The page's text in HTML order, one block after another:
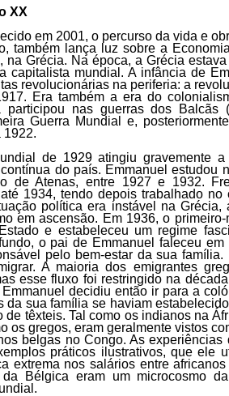
XX
em 2001, o percurso da vida e
também lança luz sobre a
na Grécia. Na época, a Grécia
capitalista mundial. A infância de
revolucionárias na periferia: a
Era também a era do
participou nas guerras dos Balcãs
Guerra Mundial e,
1922.
de 1929 atingiu gravemente
do país. Emmanuel estudou
de Atenas, entre 1927 e 1932.
1934, tendo depois trabalhado no
política era instável na Grécia,
em ascensão. Em 1936, o
e estabeleceu um regime
o pai de Emmanuel faleceu
pelo bem-estar da sua família.
A maioria dos emigrantes
esse fluxo foi restringido na
decidiu então ir para a
da sua família se haviam
de têxteis. Tal como os indianos na
os gregos, eram geralmente vistos
belgas no Congo. As
práticos ilustrativos, que ele
extrema nos salários entre
Bélgica eram um microcosmo